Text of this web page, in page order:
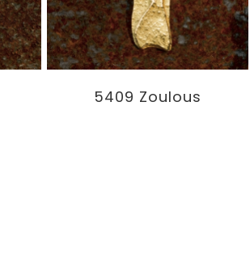
5409 Zoulous